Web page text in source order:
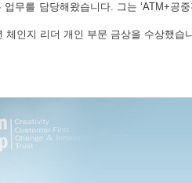
무를 담당해왔습니다. 그는 ‘ATM+공
인지 리더 개인 부문 금상을 수상했습